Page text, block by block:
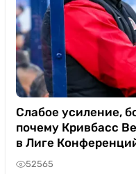
Слабое усиление,
почему Кривбасс
в Лиге
52565